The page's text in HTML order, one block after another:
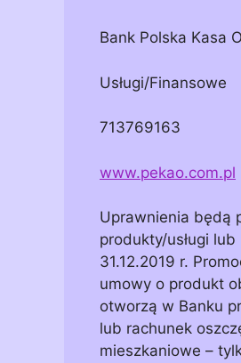
Bank Polska Kasa
Usługi/Finansowe
713769163
www.pekao.com.pl
Uprawnienia będą
produkty/usługi
31.12.2019 r.
umowy o produkt
otworzą w Banku
lub rachunek
mieszkaniowe –